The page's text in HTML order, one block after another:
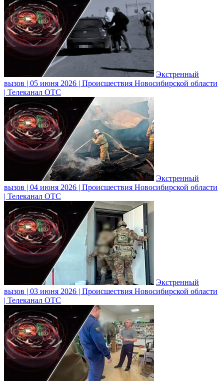
Экстренный
вызов | 05 июня 2026 | Происшествия Новосибирской области
| Телеканал ОТС
Экстренный
вызов | 04 июня 2026 | Происшествия Новосибирской области
| Телеканал ОТС
Экстренный
вызов | 03 июня 2026 | Происшествия Новосибирской области
| Телеканал ОТС